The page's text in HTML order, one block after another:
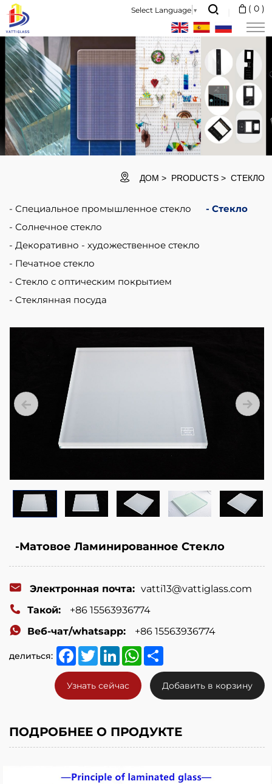
Select Language ▼ ( 0 )
Frosted
laminated
glass
is
composed
of
two
or
of
glass
and
organic
polymer
intermediate
film
placed
two
pieces
of
glass,
and
after
high-
temperature
pressure
processing,
ДОМ PRODUCTS СТЕКЛО
Специальное промышленное стекло
Стекло
Солнечное стекло
Декоративно - художественное стекло
Печатное стекло
Стекло с оптическим покрытием
Стеклянная посуда
-Матовое Ламинированное Стекло
Электронная почта: vatti13@vattiglass.com
Такой:
+86 15563936774
Веб-чат/whatsapp:
+86 15563936774
делиться: FacebookTwitterLinkedInWhatsApp
Узнать сейчас Добавить в корзину
ПОДРОБНЕЕ О ПРОДУКТЕ